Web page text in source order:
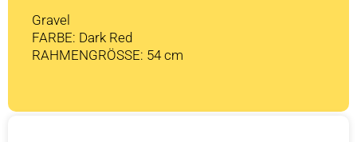
Gravel
FARBE: Dark Red
RAHMENGRÖSSE: 54 cm